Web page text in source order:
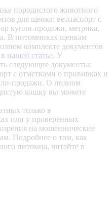
породистого животного
для щенка: ветпаспорт с
купли-продажи, метрика,
В питомниках щенкам
комплекте документов
нашей статье. У
следующие документы:
с отметками о прививках и
продажи. О полном
кошку вы можете
только в
или у проверенных
на мошеннические
Подробнее о том, как
питомца, читайте в